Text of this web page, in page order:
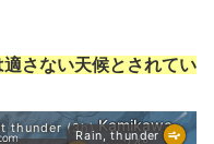
さない天候とされてい